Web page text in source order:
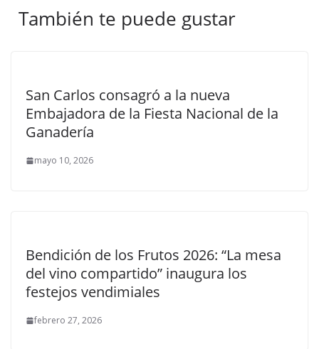
También te puede gustar
San Carlos consagró a la nueva
Embajadora de la Fiesta Nacional de la
Ganadería
mayo 10, 2026
Bendición de los Frutos 2026: “La mesa
del vino compartido” inaugura los
festejos vendimiales
febrero 27, 2026